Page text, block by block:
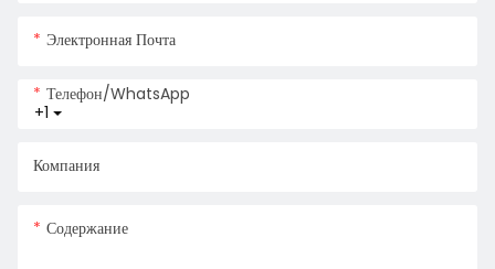
Электронная Почта
+1
Телефон/WhatsApp
Компания
Содержание